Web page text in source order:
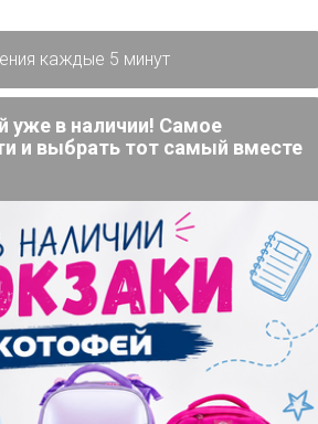
каждые 5 минут
уже в наличии! Самое
и выбрать тот самый вместе